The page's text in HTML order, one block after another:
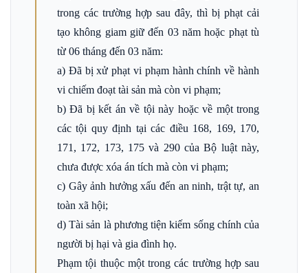
trong các trường hợp sau đây, thì bị phạt cải
tạo không giam giữ đến 03 năm hoặc phạt tù
từ 06 tháng đến 03 năm:
a) Đã bị xử phạt vi phạm hành chính về hành
vi chiếm đoạt tài sản mà còn vi phạm;
b) Đã bị kết án về tội này hoặc về một trong
các tội quy định tại các điều 168, 169, 170,
171, 172, 173, 175 và 290 của Bộ luật này,
chưa được xóa án tích mà còn vi phạm;
c) Gây ảnh hưởng xấu đến an ninh, trật tự, an
toàn xã hội;
d) Tài sản là phương tiện kiếm sống chính của
người bị hại và gia đình họ.
Phạm tội thuộc một trong các trường hợp sau